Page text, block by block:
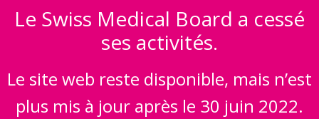
Le Swiss Medical Board a cessé
ses activités.
Le site web reste disponible, mais n’est
plus mis à jour après le 30 juin 2022.